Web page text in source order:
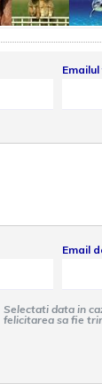
Email
Selectati data in cazul in
felicitarea sa fie